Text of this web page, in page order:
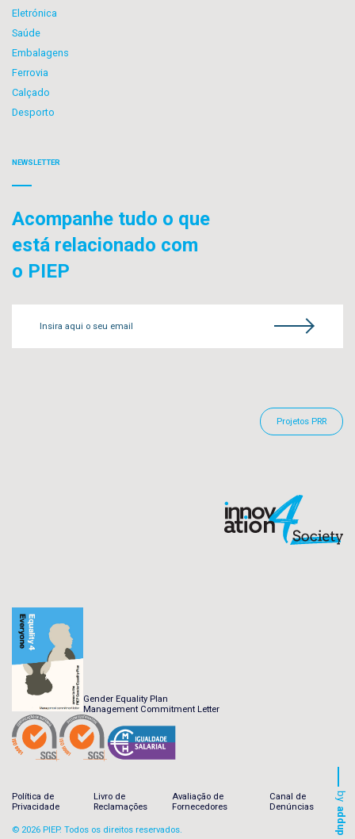
Eletrónica
Saúde
Embalagens
Ferrovia
Calçado
Desporto
NEWSLETTER
Acompanhe tudo o que
está relacionado com
o PIEP
Insira aqui o seu email
Projetos PRR
Gender Equality Plan
Management Commitment Letter
Política de
Privacidade
Livro de
Reclamações
Avaliação de
Fornecedores
Canal de
Denúncias
© 2026 PIEP. Todos os direitos reservados.
by
addup